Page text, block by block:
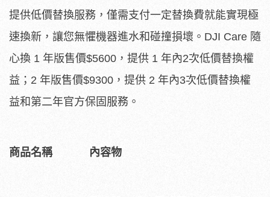
提供低價替換服務，僅需支付一定替換費就能實現極
速換新，讓您無懼機器進水和碰撞損壞。DJI Care 隨
心換 1 年版售價$5600，提供 1 年內2次低價替換權
益；2 年版售價$9300，提供 2 年內3次低價替換權
益和第二年官方保固服務。
商品名稱 內容物